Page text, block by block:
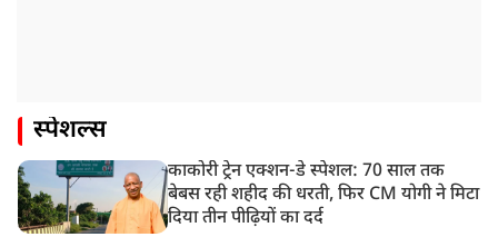
स्पेशल्स
काकोरी ट्रेन एक्शन-डे स्पेशल: 70 साल तक
बेबस रही शहीद की धरती, फिर CM योगी ने मिटा
दिया तीन पीढ़ियों का दर्द